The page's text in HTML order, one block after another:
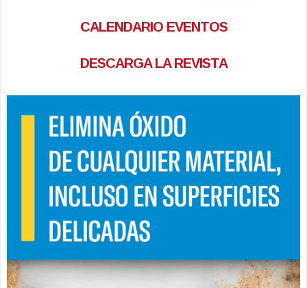
CALENDARIO EVENTOS
DESCARGA LA REVISTA